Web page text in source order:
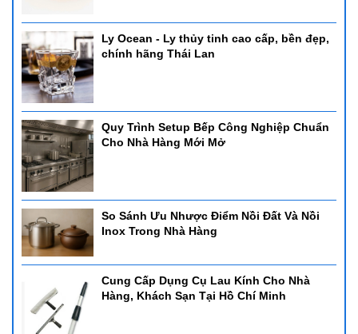
Ly Ocean - Ly thủy tinh cao cấp, bền đẹp,
chính hãng Thái Lan
Quy Trình Setup Bếp Công Nghiệp Chuẩn
Cho Nhà Hàng Mới Mở
So Sánh Ưu Nhược Điểm Nồi Đất Và Nồi
Inox Trong Nhà Hàng
Cung Cấp Dụng Cụ Lau Kính Cho Nhà
Hàng, Khách Sạn Tại Hồ Chí Minh